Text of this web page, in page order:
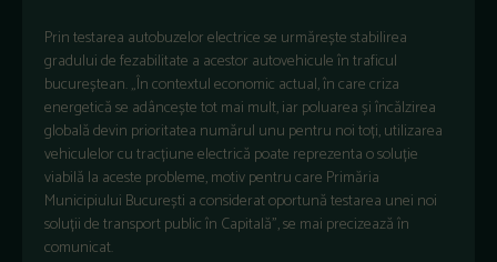
Prin testarea autobuzelor electrice se urmărește stabilirea
gradului de fezabilitate a acestor autovehicule în traficul
bucureștean. „În contextul economic actual, în care criza
energetică se adâncește tot mai mult, iar poluarea și încălzirea
globală devin prioritatea numărul unu pentru noi toți, utilizarea
vehiculelor cu tracțiune electrică poate reprezenta o soluție
viabilă la aceste probleme, motiv pentru care Primăria
Municipiului București a considerat oportună testarea unei noi
soluții de transport public în Capitală”, se mai precizează în
comunicat.